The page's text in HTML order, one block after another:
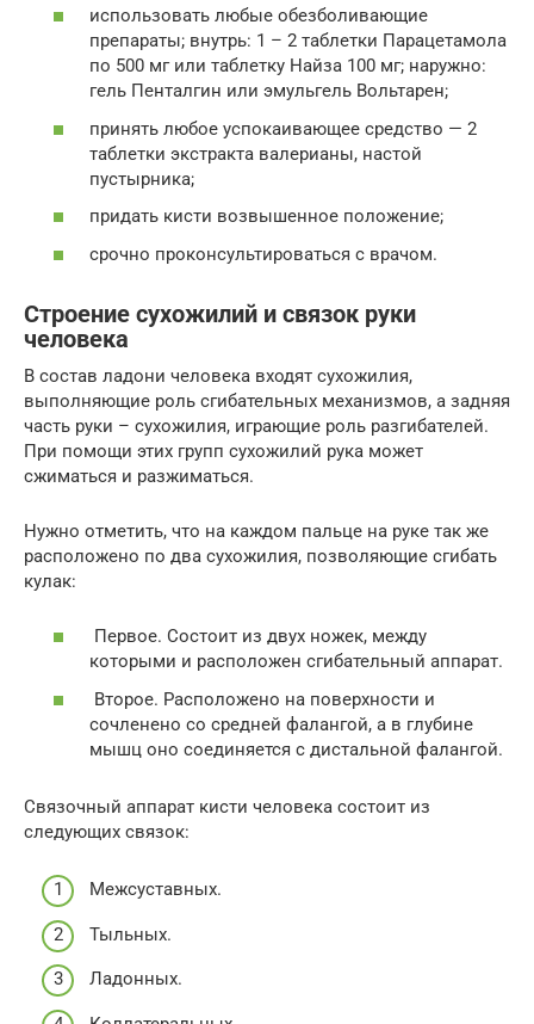
использовать любые обезболивающие
препараты; внутрь: 1 – 2 таблетки Парацетамола
по 500 мг или таблетку Найза 100 мг; наружно:
гель Пенталгин или эмульгель Вольтарен;
принять любое успокаивающее средство — 2
таблетки экстракта валерианы, настой
пустырника;
придать кисти возвышенное положение;
срочно проконсультироваться с врачом.
Строение сухожилий и связок руки
человека
В состав ладони человека входят сухожилия,
выполняющие роль сгибательных механизмов, а задняя
часть руки – сухожилия, играющие роль разгибателей.
При помощи этих групп сухожилий рука может
сжиматься и разжиматься.
Нужно отметить, что на каждом пальце на руке так же
расположено по два сухожилия, позволяющие сгибать
кулак:
Первое. Состоит из двух ножек, между
которыми и расположен сгибательный аппарат.
Второе. Расположено на поверхности и
сочленено со средней фалангой, а в глубине
мышц оно соединяется с дистальной фалангой.
Связочный аппарат кисти человека состоит из
следующих связок:
Межсуставных.
Тыльных.
Лaдонных.